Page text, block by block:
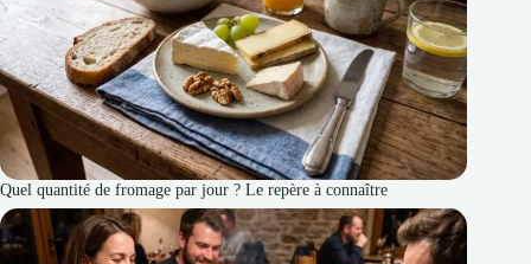
Quel quantité de fromage par jour ? Le repère à connaître